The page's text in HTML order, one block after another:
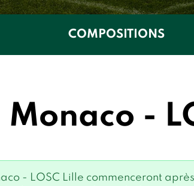
COMPOSITIONS
Monaco -
- LOSC Lille commenceront